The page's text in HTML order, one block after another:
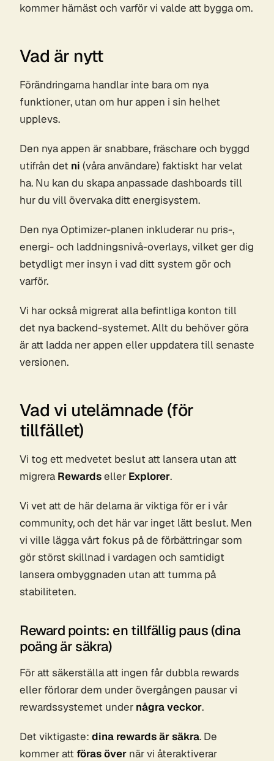
kommer härnäst och varför vi valde att bygga om.
Vad är nytt
Förändringarna handlar inte bara om nya
funktioner, utan om hur appen i sin helhet
upplevs.
Den nya appen är snabbare, fräschare och byggd
utifrån det ni (våra användare) faktiskt har velat
ha. Nu kan du skapa anpassade dashboards till
hur du vill övervaka ditt energisystem.
Den nya Optimizer-planen inkluderar nu pris-,
energi- och laddningsnivå-overlays, vilket ger dig
betydligt mer insyn i vad ditt system gör och
varför.
Vi har också migrerat alla befintliga konton till
det nya backend-systemet. Allt du behöver göra
är att ladda ner appen eller uppdatera till senaste
versionen.
Vad vi utelämnade (för
tillfället)
Vi tog ett medvetet beslut att lansera utan att
migrera Rewardseller Explorer.
Vi vet att de här delarna är viktiga för er i vår
community, och det här var inget lätt beslut. Men
vi ville lägga vårt fokus på de förbättringar som
gör störst skillnad i vardagen och samtidigt
lansera ombyggnaden utan att tumma på
stabiliteten.
Reward points: en tillfällig paus (dina
poäng är säkra)
För att säkerställa att ingen får dubbla rewards
eller förlorar dem under övergången pausar vi
rewardssystemet under några veckor.
Det viktigaste: dina rewards är säkra. De
kommer attföras över när vi återaktiverar